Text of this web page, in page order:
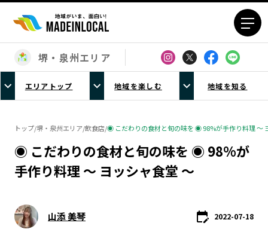
エリアから探す
北海道エリア
青森エリア
秋田エリア
山形エリア
福島エリア
茨城エリア
栃木エリア
群馬エリア
東京23区エリア
神奈川エリア
堺・泉州エリア
エリアトップ 地域を楽しむ 地域を知る
トップ/堺・泉州エリア/飲食店/◉ こだわりの食材と旬の味を ◉ 98%が手作り料理 〜
◉ こだわりの食材と旬の味を ◉ 98%が
手作り料理 〜 ヨッシャ食堂 〜
山添 美琴 2022-07-18